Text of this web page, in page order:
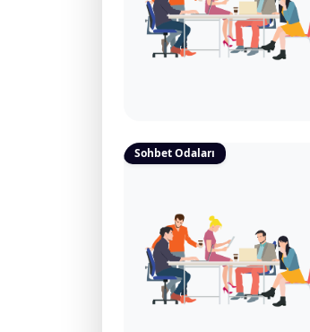
Sohbet Odaları